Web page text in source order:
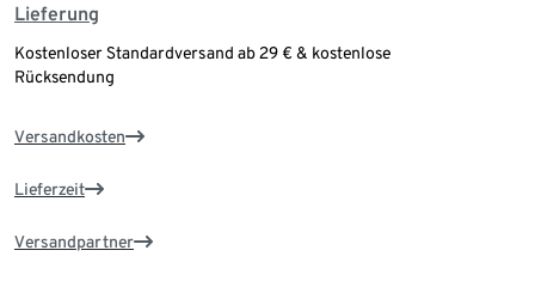
Lieferung
Kostenloser Standardversand ab 29 € & kostenlose
Rücksendung
Versandkosten
Lieferzeit
Versandpartner